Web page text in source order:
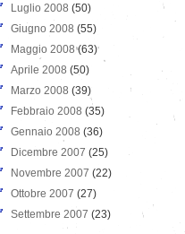
Luglio 2008 (50)
Giugno 2008 (55)
Maggio 2008(63)
Aprile 2008 (50)
Marzo 2008 (39)
Febbraio 2008 (35)
Gennaio 2008 (36)
Dicembre 2007 (25)
Novembre 2007 (22)
Ottobre 2007 (27)
Settembre 2007 (23)